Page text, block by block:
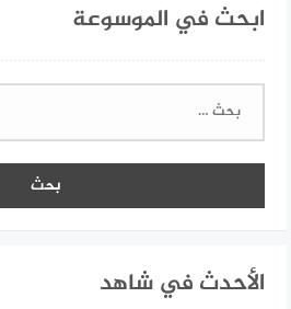
ابحث في الموسوعة
البحث
الأحدث في شاهد